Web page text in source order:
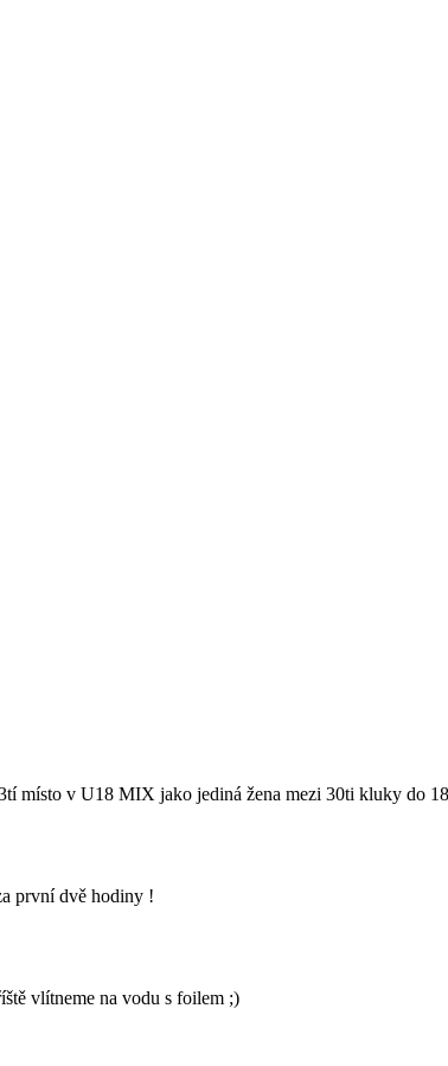
místo v U18 MIX jako jediná žena mezi 30ti kluky do
první dvě hodiny !
vlítneme na vodu s foilem ;)